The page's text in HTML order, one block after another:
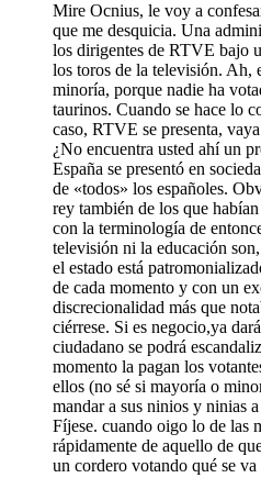
Mire Ocnius, le voy a
que me desquicia. Una
los dirigentes de RTVE bajo
los toros de la televisión. Ah,
minoría, porque nadie ha
taurinos. Cuando se hace lo
caso, RTVE se presenta,
¿No encuentra usted ahí un
España se presentó en
de «todos» los españoles.
rey también de los que
con la terminología de
televisión ni la educación
el estado está
de cada momento y con un
discrecionalidad más que
ciérrese. Si es negocio,ya
ciudadano se podrá
momento la pagan los
ellos (no sé si mayoría o
mandar a sus ninios y ninias
Fíjese. cuando oigo lo de las
rápidamente de aquello de
un cordero votando qué se